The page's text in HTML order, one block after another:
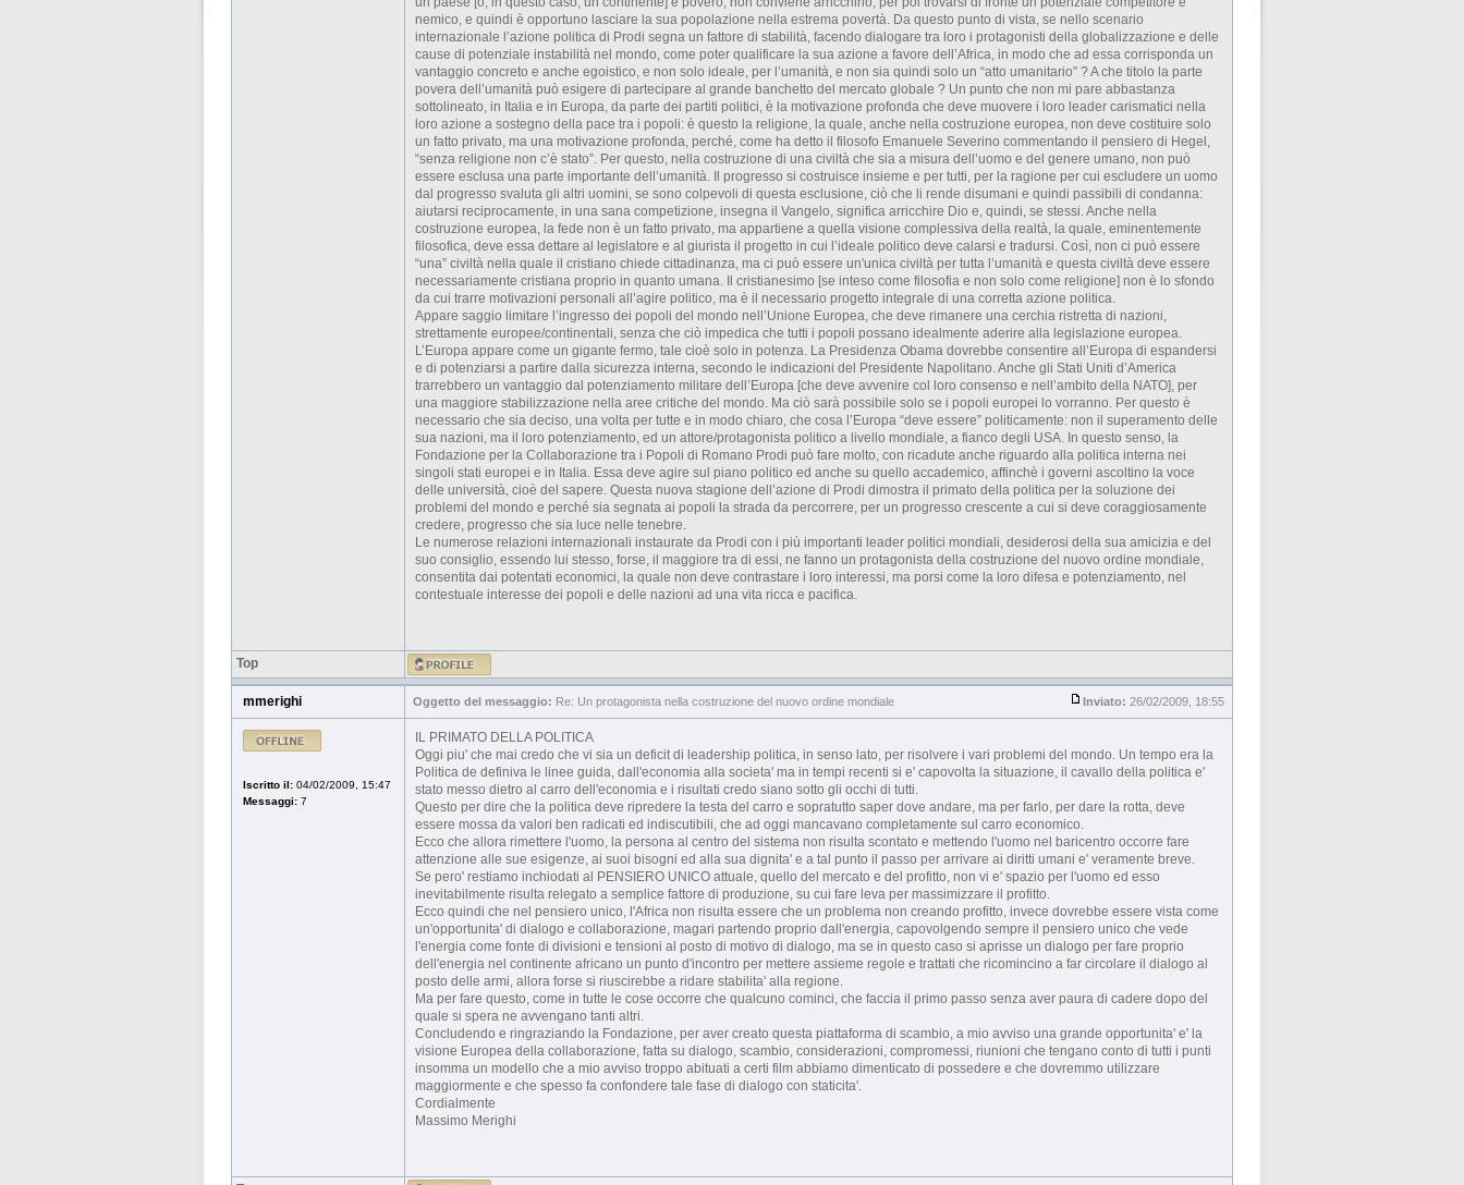
nemico, e quindi è opportuno lasciare la sua popolazione nella estrema povertà. Da questo punto di vista, se nello scenario
internazionale l’azione politica di Prodi segna un fattore di stabilità, facendo dialogare tra loro i protagonisti della globalizzazione e delle
cause di potenziale instabilità nel mondo, come poter qualificare la sua azione a favore dell’Africa, in modo che ad essa corrisponda un
vantaggio concreto e anche egoistico, e non solo ideale, per l’umanità, e non sia quindi solo un “atto umanitario” ? A che titolo la parte
povera dell’umanità può esigere di partecipare al grande banchetto del mercato globale ? Un punto che non mi pare abbastanza
sottolineato, in Italia e in Europa, da parte dei partiti politici, è la motivazione profonda che deve muovere i loro leader carismatici nella
loro azione a sostegno della pace tra i popoli: è questo la religione, la quale, anche nella costruzione europea, non deve costituire solo
un fatto privato, ma una motivazione profonda, perché, come ha detto il filosofo Emanuele Severino commentando il pensiero di Hegel,
“senza religione non c’è stato”. Per questo, nella costruzione di una civiltà che sia a misura dell’uomo e del genere umano, non può
essere esclusa una parte importante dell’umanità. Il progresso si costruisce insieme e per tutti, per la ragione per cui escludere un uomo
dal progresso svaluta gli altri uomini, se sono colpevoli di questa esclusione, ciò che li rende disumani e quindi passibili di condanna:
aiutarsi reciprocamente, in una sana competizione, insegna il Vangelo, significa arricchire Dio e, quindi, se stessi. Anche nella
costruzione europea, la fede non è un fatto privato, ma appartiene a quella visione complessiva della realtà, la quale, eminentemente
filosofica, deve essa dettare al legislatore e al giurista il progetto in cui l’ideale politico deve calarsi e tradursi. Così, non ci può essere
“una” civiltà nella quale il cristiano chiede cittadinanza, ma ci può essere un'unica civiltà per tutta l’umanità e questa civiltà deve essere
necessariamente cristiana proprio in quanto umana. Il cristianesimo [se inteso come filosofia e non solo come religione] non è lo sfondo
da cui trarre motivazioni personali all’agire politico, ma è il necessario progetto integrale di una corretta azione politica.
Appare saggio limitare l’ingresso dei popoli del mondo nell’Unione Europea, che deve rimanere una cerchia ristretta di nazioni,
strettamente europee/continentali, senza che ciò impedica che tutti i popoli possano idealmente aderire alla legislazione europea.
L’Europa appare come un gigante fermo, tale cioè solo in potenza. La Presidenza Obama dovrebbe consentire all’Europa di espandersi
e di potenziarsi a partire dalla sicurezza interna, secondo le indicazioni del Presidente Napolitano. Anche gli Stati Uniti d’America
trarrebbero un vantaggio dal potenziamento militare dell’Europa [che deve avvenire col loro consenso e nell’ambito della NATO], per
una maggiore stabilizzazione nella aree critiche del mondo. Ma ciò sarà possibile solo se i popoli europei lo vorranno. Per questo è
necessario che sia deciso, una volta per tutte e in modo chiaro, che cosa l’Europa “deve essere” politicamente: non il superamento delle
sua nazioni, ma il loro potenziamento, ed un attore/protagonista politico a livello mondiale, a fianco degli USA. In questo senso, la
Fondazione per la Collaborazione tra i Popoli di Romano Prodi può fare molto, con ricadute anche riguardo alla politica interna nei
singoli stati europei e in Italia. Essa deve agire sul piano politico ed anche su quello accademico, affinchè i governi ascoltino la voce
delle università, cioè del sapere. Questa nuova stagione dell’azione di Prodi dimostra il primato della politica per la soluzione dei
problemi del mondo e perché sia segnata ai popoli la strada da percorrere, per un progresso crescente a cui si deve coraggiosamente
credere, progresso che sia luce nelle tenebre.
Le numerose relazioni internazionali instaurate da Prodi con i più importanti leader politici mondiali, desiderosi della sua amicizia e del
suo consiglio, essendo lui stesso, forse, il maggiore tra di essi, ne fanno un protagonista della costruzione del nuovo ordine mondiale,
consentita dai potentati economici, la quale non deve contrastare i loro interessi, ma porsi come la loro difesa e potenziamento, nel
contestuale interesse dei popoli e delle nazioni ad una vita ricca e pacifica.
Top
mmerighi Oggetto del messaggio: Re: Un protagonista nella costruzione del nuovo ordine mondiale Inviato: 26/02/2009, 18:55
Iscritto il: 04/02/2009, 15:47
Messaggi: 7
IL PRIMATO DELLA POLITICA
Oggi piu' che mai credo che vi sia un deficit di leadership politica, in senso lato, per risolvere i vari problemi del mondo. Un tempo era la
Politica de definiva le linee guida, dall'economia alla societa' ma in tempi recenti si e' capovolta la situazione, il cavallo della politica e'
stato messo dietro al carro dell'economia e i risultati credo siano sotto gli occhi di tutti.
Questo per dire che la politica deve ripredere la testa del carro e sopratutto saper dove andare, ma per farlo, per dare la rotta, deve
essere mossa da valori ben radicati ed indiscutibili, che ad oggi mancavano completamente sul carro economico.
Ecco che allora rimettere l'uomo, la persona al centro del sistema non risulta scontato e mettendo l'uomo nel baricentro occorre fare
attenzione alle sue esigenze, ai suoi bisogni ed alla sua dignita' e a tal punto il passo per arrivare ai diritti umani e' veramente breve.
Se pero' restiamo inchiodati al PENSIERO UNICO attuale, quello del mercato e del profitto, non vi e' spazio per l'uomo ed esso
inevitabilmente risulta relegato a semplice fattore di produzione, su cui fare leva per massimizzare il profitto.
Ecco quindi che nel pensiero unico, l'Africa non risulta essere che un problema non creando profitto, invece dovrebbe essere vista come
un'opportunita' di dialogo e collaborazione, magari partendo proprio dall'energia, capovolgendo sempre il pensiero unico che vede
l'energia come fonte di divisioni e tensioni al posto di motivo di dialogo, ma se in questo caso si aprisse un dialogo per fare proprio
dell'energia nel continente africano un punto d'incontro per mettere assieme regole e trattati che ricomincino a far circolare il dialogo al
posto delle armi, allora forse si riuscirebbe a ridare stabilita' alla regione.
Ma per fare questo, come in tutte le cose occorre che qualcuno cominci, che faccia il primo passo senza aver paura di cadere dopo del
quale si spera ne avvengano tanti altri.
Concludendo e ringraziando la Fondazione, per aver creato questa piattaforma di scambio, a mio avviso una grande opportunita' e' la
visione Europea della collaborazione, fatta su dialogo, scambio, considerazioni, compromessi, riunioni che tengano conto di tutti i punti
insomma un modello che a mio avviso troppo abituati a certi film abbiamo dimenticato di possedere e che dovremmo utilizzare
maggiormente e che spesso fa confondere tale fase di dialogo con staticita'.
Cordialmente
Massimo Merighi